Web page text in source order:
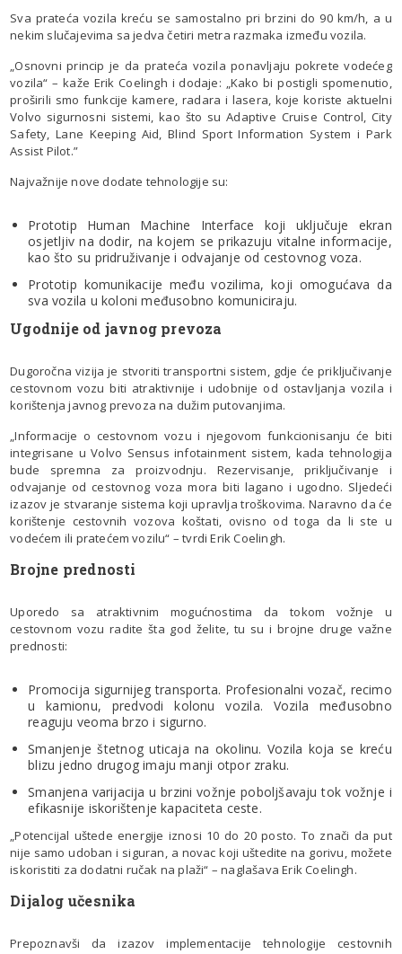
Sva prateća vozila kreću se samostalno pri brzini do 90 km/h, a u
nekim slučajevima sa jedva četiri metra razmaka između vozila.
„Osnovni princip je da prateća vozila ponavljaju pokrete vodećeg
vozila“ – kaže Erik Coelingh i dodaje: „Kako bi postigli spomenutio,
proširili smo funkcije kamere, radara i lasera, koje koriste aktuelni
Volvo sigurnosni sistemi, kao što su Adaptive Cruise Control, City
Safety, Lane Keeping Aid, Blind Sport Information System i Park
Assist Pilot.”
Najvažnije nove dodate tehnologije su:
Prototip Human Machine Interface koji uključuje ekran
osjetljiv na dodir, na kojem se prikazuju vitalne informacije,
kao što su pridruživanje i odvajanje od cestovnog voza.
Prototip komunikacije među vozilima, koji omogućava da
sva vozila u koloni međusobno komuniciraju.
Ugodnije od javnog prevoza
Dugoročna vizija je stvoriti transportni sistem, gdje će priključivanje
cestovnom vozu biti atraktivnije i udobnije od ostavljanja vozila i
korištenja javnog prevoza na dužim putovanjima.
„Informacije o cestovnom vozu i njegovom funkcionisanju će biti
integrisane u Volvo Sensus infotainment sistem, kada tehnologija
bude spremna za proizvodnju. Rezervisanje, priključivanje i
odvajanje od cestovnog voza mora biti lagano i ugodno. Sljedeći
izazov je stvaranje sistema koji upravlja troškovima. Naravno da će
korištenje cestovnih vozova koštati, ovisno od toga da li ste u
vodećem ili pratećem vozilu“ – tvrdi Erik Coelingh.
Brojne prednosti
Uporedo sa atraktivnim mogućnostima da tokom vožnje u
cestovnom vozu radite šta god želite, tu su i brojne druge važne
prednosti:
Promocija sigurnijeg transporta. Profesionalni vozač, recimo
u kamionu, predvodi kolonu vozila. Vozila međusobno
reaguju veoma brzo i sigurno.
Smanjenje štetnog uticaja na okolinu. Vozila koja se kreću
blizu jedno drugog imaju manji otpor zraku.
Smanjena varijacija u brzini vožnje poboljšavaju tok vožnje i
efikasnije iskorištenje kapaciteta ceste.
„Potencijal uštede energije iznosi 10 do 20 posto. To znači da put
nije samo udoban i siguran, a novac koji uštedite na gorivu, možete
iskoristiti za dodatni ručak na plaži“ – naglašava Erik Coelingh.
Dijalog učesnika
Prepoznavši da izazov implementacije tehnologije cestovnih